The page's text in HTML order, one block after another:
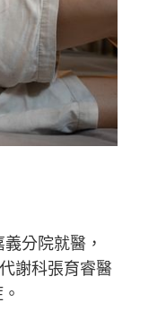
分院就醫，
謝科張育睿醫